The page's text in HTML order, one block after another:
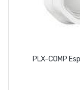
PLX-COMP